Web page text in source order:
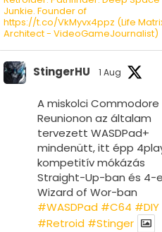
Junkie. Founder of
https://t.co/VkMyvx4ppz (Life
Architect - VideoGameJournalist)
StingerHU 1 Aug
A miskolci Commodore
Reunionon az általam
tervezett WASDPad+
mindenütt, itt épp
kompetitív mókázás
Straight-Up-ban és 4-
Wizard of Wor-ban
#WASDPad #C64 #DIY
#Retroid #Stinger